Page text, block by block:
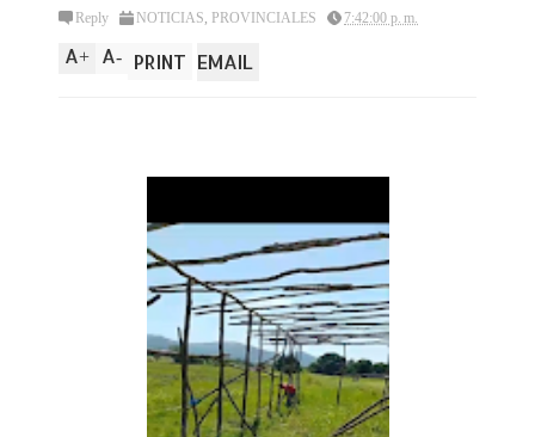
Reply NOTICIAS, PROVINCIALES 7:42:00 p. m.
A+ A- PRINT EMAIL